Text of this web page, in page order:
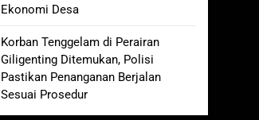
Ekonomi Desa
Korban Tenggelam di Perairan
Giligenting Ditemukan, Polisi
Pastikan Penanganan Berjalan
Sesuai Prosedur